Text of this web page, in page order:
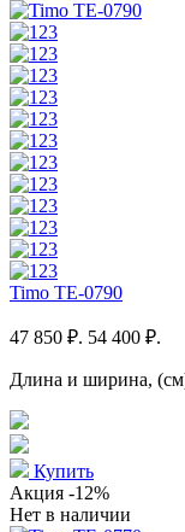
Timo TE-0790
47 850 ₽. 54 400 ₽.
Длина и ширина,
Купить
Акция -12%
Нет в наличии